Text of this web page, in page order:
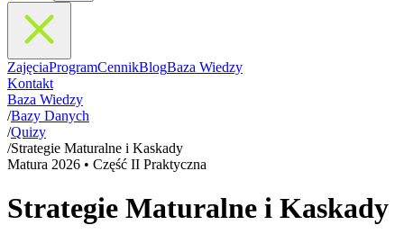
ZajęciaProgramCennikBlogBaza Wiedzy
Kontakt
Baza Wiedzy
/Bazy Danych
/Quizy
/Strategie Maturalne i Kaskady
Matura 2026 • Część II Praktyczna
Strategie Maturalne i Kaskady